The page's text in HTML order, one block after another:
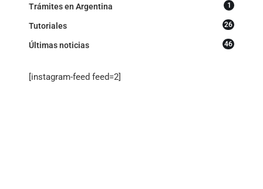
Trámites en Argentina 1
Tutoriales 26
Últimas noticias 46
[instagram-feed feed=2]